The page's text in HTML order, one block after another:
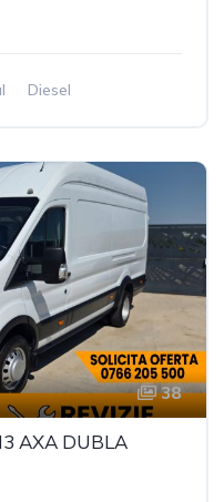
Diesel
38
AXA DUBLA